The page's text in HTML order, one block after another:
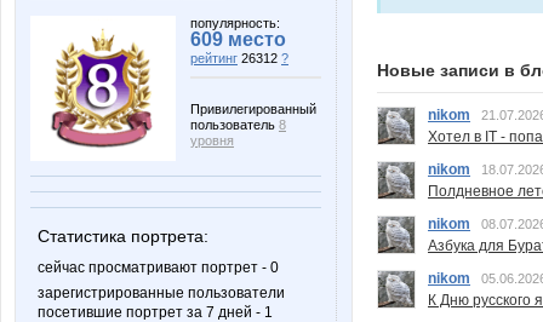
популярность:
609 место
рейтинг 26312 ?
Привилегированный
пользователь 8
уровня
Статистика портрета:
сейчас просматривают портрет - 0
зарегистрированные пользователи
посетившие портрет за 7 дней - 1
Новые записи в
nikom
Хотел в IT -
nikom
Полдневное
nikom
Азбука для
nikom
К Дню русского